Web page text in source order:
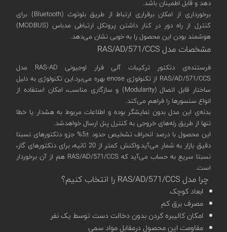
دهد و قابل اطمینان باشد.
برخورداری از امکان برقراری ارتباط از طریق بلوتوث (Bluetooth) برای
کنترل از راه دور در کنار داشتن پروتکل ارتباطی مدباس (MODBUS)
هوشمند بودن این محصول را به خوبی نشان می‌دهد.
مشخصات مدل RAS/AD/571/CCS
فرستنده‌ی دتکتور ترکیبات آلی فرار اوجیونی RAS-AD مدل
RAS/AD/571/CCS از تکنولوژی enose بهره‌ می‌برد.این تکنولوژی به دلیل
ساختار قابل اتصال (Modularity) و سازگاری مناسب، امکان استفاده از
انواع سنسورها را فراهم می‌کند.
بدنه‌ی این مدل بدون نمایشگر بوده و اطلاعات مربوط به هشدار یا خطا
تنها از طریق رله‌های خروجی به کنترل پنل ارسال خواهدشد.
این محصول با درصد انحراف تشخیص حدود ±5% جزو دتکتورهای نسبتا
دقیق بازار به شمار می‌آید.واکنش کمتر از 20 ثانیه، برای دتکتورهای گاز،
نسبتا سریع به حساب می‌آید که RAS/AD/571/CCS هم از آن برخوردار
است.
چرا مدل RAS/AD/571/CCS را انتخاب کنیم؟
ابعاد کوچک
مصرف برق کم
امکان کالیبره کردن بدون دخالت دست توسط یک نفر
مقاومت این محصول درمقابل مواد سمی